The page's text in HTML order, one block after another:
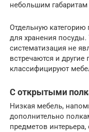
небольшим габаритам
Отдельную
для хранения
систематизация не
встречаются и
классифицируют
С открытыми
Низкая мебель,
дополнительно
предметов